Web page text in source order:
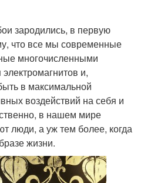
зародились, в первую
что все мы современные
многочисленными
и,
в максимальной
воздействий на себя и
в нашем мире
люди, а уж тем более, когда
жизни.